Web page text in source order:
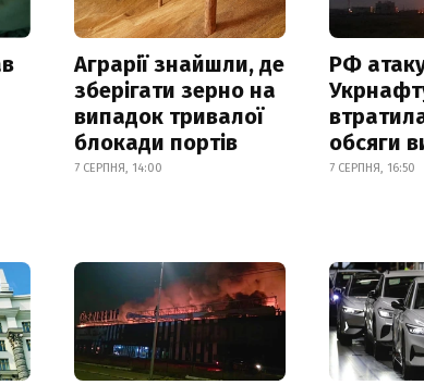
Аграрії знайшли, де
зберігати зерно на
випадок тривалої
блокади портів
7 СЕРПНЯ, 14:00
РФ
обсяги
7 СЕРПНЯ, 16:50